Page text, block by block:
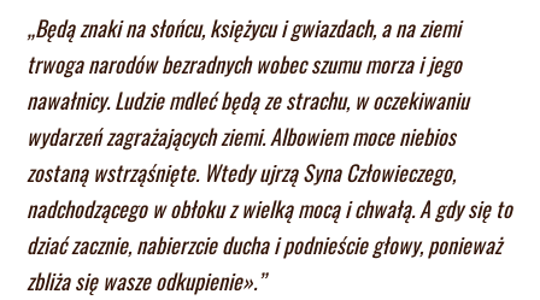
„Będą znaki na słońcu, księżycu i gwiazdach, a na ziemi
trwoga narodów bezradnych wobec szumu morza i jego
nawałnicy. Ludzie mdleć będą ze strachu, w oczekiwaniu
wydarzeń zagrażających ziemi. Albowiem moce niebios
zostaną wstrząśnięte. Wtedy ujrzą Syna Człowieczego,
nadchodzącego w obłoku z wielką mocą i chwałą. A gdy się to
dziać zacznie, nabierzcie ducha i podnieście głowy, ponieważ
zbliża się wasze odkupienie».”